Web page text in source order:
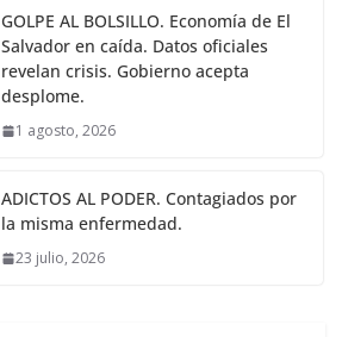
GOLPE AL BOLSILLO. Economía de El
Salvador en caída. Datos oficiales
revelan crisis. Gobierno acepta
desplome.
1 agosto, 2026
ADICTOS AL PODER. Contagiados por
la misma enfermedad.
23 julio, 2026